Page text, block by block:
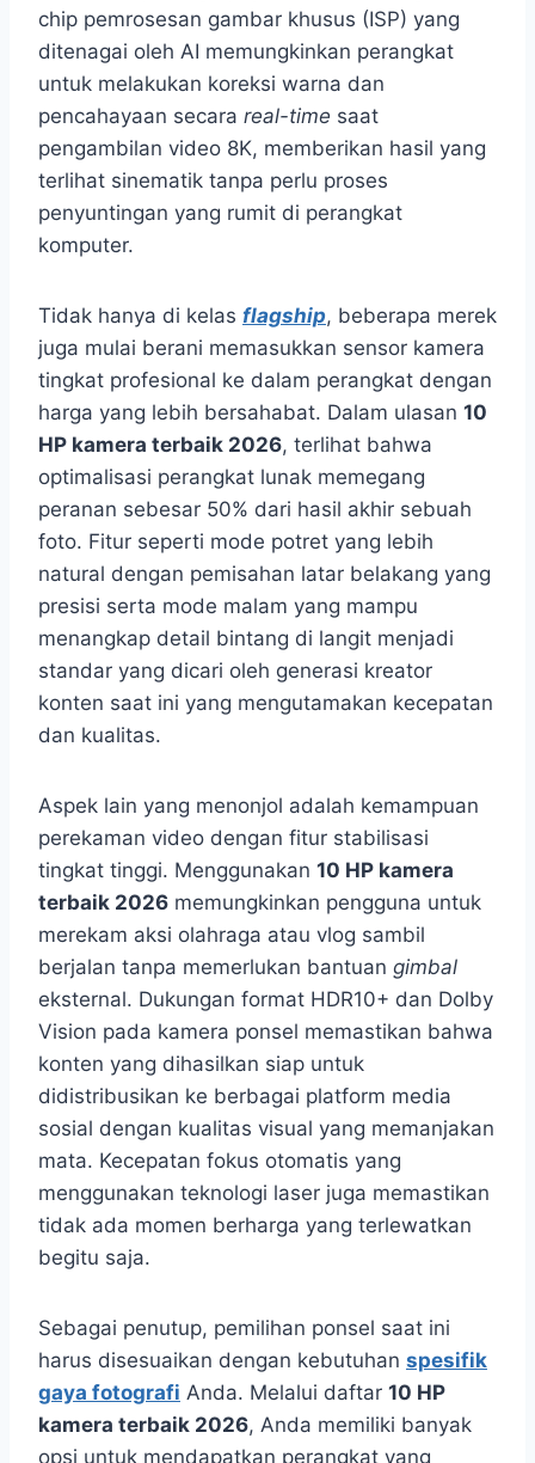
chip pemrosesan gambar khusus (ISP) yang
ditenagai oleh AI memungkinkan perangkat
untuk melakukan koreksi warna dan
pencahayaan secara real-time saat
pengambilan video 8K, memberikan hasil yang
terlihat sinematik tanpa perlu proses
penyuntingan yang rumit di perangkat
komputer.
Tidak hanya di kelas flagship, beberapa merek
juga mulai berani memasukkan sensor kamera
tingkat profesional ke dalam perangkat dengan
harga yang lebih bersahabat. Dalam ulasan 10
HP kamera terbaik 2026, terlihat bahwa
optimalisasi perangkat lunak memegang
peranan sebesar 50% dari hasil akhir sebuah
foto. Fitur seperti mode potret yang lebih
natural dengan pemisahan latar belakang yang
presisi serta mode malam yang mampu
menangkap detail bintang di langit menjadi
standar yang dicari oleh generasi kreator
konten saat ini yang mengutamakan kecepatan
dan kualitas.
Aspek lain yang menonjol adalah kemampuan
perekaman video dengan fitur stabilisasi
tingkat tinggi. Menggunakan 10 HP kamera
terbaik 2026 memungkinkan pengguna untuk
merekam aksi olahraga atau vlog sambil
berjalan tanpa memerlukan bantuan gimbal
eksternal. Dukungan format HDR10+ dan Dolby
Vision pada kamera ponsel memastikan bahwa
konten yang dihasilkan siap untuk
didistribusikan ke berbagai platform media
sosial dengan kualitas visual yang memanjakan
mata. Kecepatan fokus otomatis yang
menggunakan teknologi laser juga memastikan
tidak ada momen berharga yang terlewatkan
begitu saja.
Sebagai penutup, pemilihan ponsel saat ini
harus disesuaikan dengan kebutuhan spesifik
gaya fotografi Anda. Melalui daftar 10 HP
kamera terbaik 2026, Anda memiliki banyak
opsi untuk mendapatkan perangkat yang